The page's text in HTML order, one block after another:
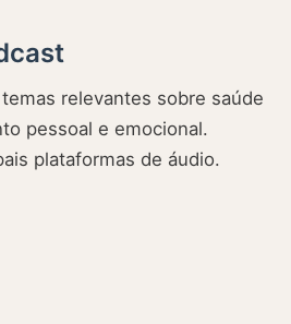
relevantes sobre saúde
pessoal e emocional.
plataformas de áudio.